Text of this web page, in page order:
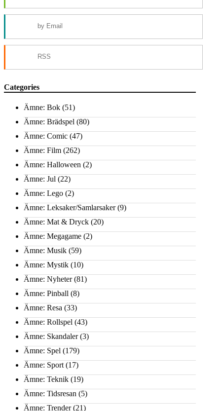
by Email
RSS
Categories
Ämne: Bok (51)
Ämne: Brädspel (80)
Ämne: Comic (47)
Ämne: Film (262)
Ämne: Halloween (2)
Ämne: Jul (22)
Ämne: Lego (2)
Ämne: Leksaker/Samlarsaker(9)
Ämne: Mat & Dryck (20)
Ämne: Megagame (2)
Ämne: Musik (59)
Ämne: Mystik (10)
Ämne: Nyheter(81)
Ämne: Pinball (8)
Ämne: Resa (33)
Ämne: Rollspel (43)
Ämne: Skandaler(3)
Ämne: Spel (179)
Ämne: Sport (17)
Ämne: Teknik (19)
Ämne: Tidsresan (5)
Ämne: Trender(21)